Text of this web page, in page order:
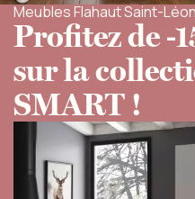
Meubles Flahaut Saint-
Profitez de -
sur la
SMART !